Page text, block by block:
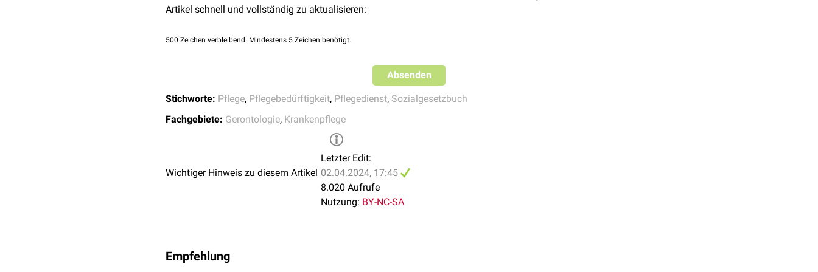
Bewältigung von und selbstständiger Umgang mit krankheits- oder therapiebedingten Anforderungen und
Gestaltung des Alltagslebens und sozialer Kontakte
ambulanten Pflegeeinrichtungen oder hierfür zugelassenen privaten Beratungsstellen durchgeführt. Privat
Artikel schnell und vollständig zu aktualisieren:
500 Zeichen verbleibend. Mindestens 5 Zeichen benötigt.
Absenden
Stichworte: Pflege, Pflegebedürftigkeit, Pflegedienst, Sozialgesetzbuch
Fachgebiete: Gerontologie, Krankenpflege
Wichtiger Hinweis zu diesem Artikel
Letzter Edit:
02.04.2024, 17:45
8.020 Aufrufe
Nutzung: BY-NC-SA
Empfehlung